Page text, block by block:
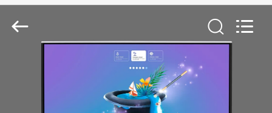
PRODUCTEN
Shenzhen
Display
Technology